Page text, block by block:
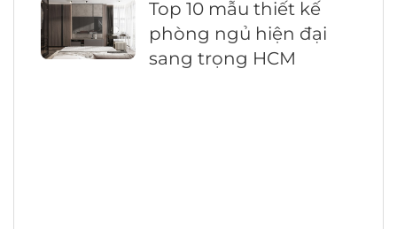
Top 10 mẫu thiết kế
phòng ngủ hiện đại
sang trọng HCM